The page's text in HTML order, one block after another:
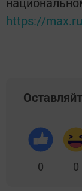
https://
0 0